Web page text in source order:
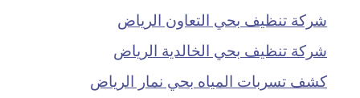
شركة تنظيف بحي التعاون الرياض
شركة تنظيف بحي الخالدية الرياض
كشف تسربات المياه بحي نمار الرياض